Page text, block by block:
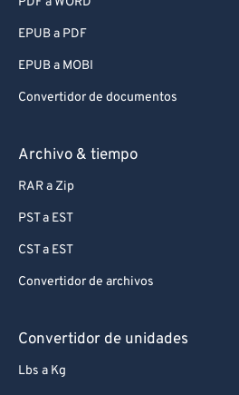
EPUB a PDF
EPUB a MOBI
Convertidor de documentos
Archivo & tiempo
RAR a Zip
PST a EST
CST a EST
Convertidor de archivos
Convertidor de unidades
Lbs a Kg